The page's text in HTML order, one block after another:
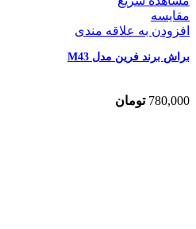
مقایسه
افزودن به علاقه مندی
براش برند فرین مدل M43
780,000 تومان